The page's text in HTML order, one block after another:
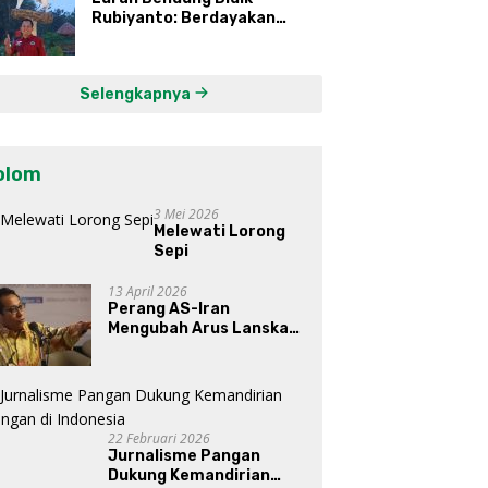
Rubiyanto: Berdayakan
Selengkapnya
3 Mei 2026
Melewati Lorong
Sepi
13 April 2026
Perang AS-Iran
Mengubah Arus Lanskap
Prabowo-Gibran?
22 Februari 2026
Jurnalisme Pangan
Dukung Kemandirian